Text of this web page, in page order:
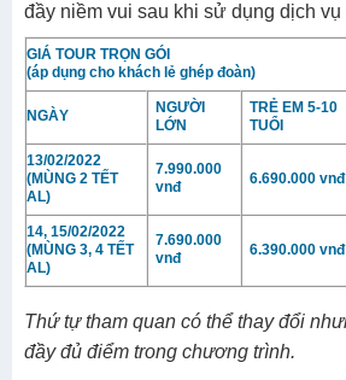
đầy niềm vui sau khi sử dụng dịch vụ
GIÁ TOUR TRỌN GÓI
(áp dụng cho khách lẻ ghép đoàn)
NGÀY
NGƯỜI
LỚN
TRẺ EM 5-10
TUỔI
13/02/2022
(MÙNG 2 TẾT
AL)
7.990.000
vnđ
6.690.000 vnđ
14, 15/02/2022
(MÙNG 3, 4 TẾT
AL)
7.690.000
vnđ
6.390.000 vnđ
Thứ tự tham quan có thể thay đổi
đầy đủ điểm trong chương trình.